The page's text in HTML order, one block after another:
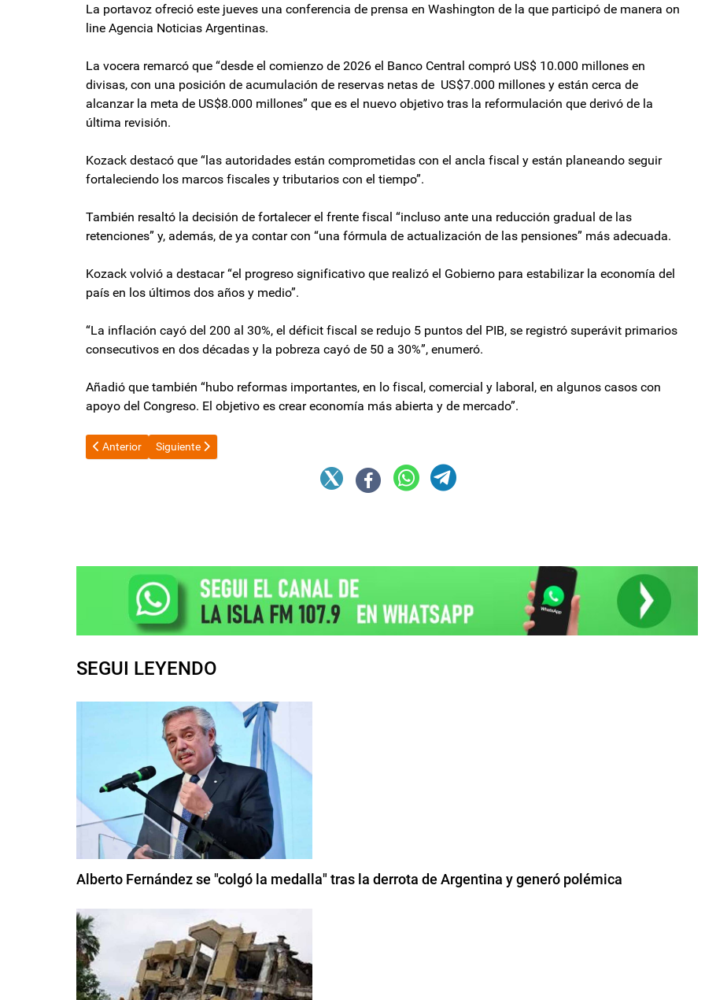
La portavoz ofreció este jueves una conferencia de prensa en Washington de la que participó de manera on
line Agencia Noticias Argentinas.
La vocera remarcó que “desde el comienzo de 2026 el Banco Central compró US$ 10.000 millones en
divisas, con una posición de acumulación de reservas netas de US$7.000 millones y están cerca de
alcanzar la meta de US$8.000 millones” que es el nuevo objetivo tras la reformulación que derivó de la
última revisión.
Kozack destacó que “las autoridades están comprometidas con el ancla fiscal y están planeando seguir
fortaleciendo los marcos fiscales y tributarios con el tiempo”.
También resaltó la decisión de fortalecer el frente fiscal “incluso ante una reducción gradual de las
retenciones” y, además, de ya contar con “una fórmula de actualización de las pensiones” más adecuada.
Kozack volvió a destacar “el progreso significativo que realizó el Gobierno para estabilizar la economía del
país en los últimos dos años y medio”.
“La inflación cayó del 200 al 30%, el déficit fiscal se redujo 5 puntos del PIB, se registró superávit primarios
consecutivos en dos décadas y la pobreza cayó de 50 a 30%”, enumeró.
Añadió que también “hubo reformas importantes, en lo fiscal, comercial y laboral, en algunos casos con
apoyo del Congreso. El objetivo es crear economía más abierta y de mercado”.
Artículo anterior: Senado: con apoyo del peronismo y dialoguistas se aprobó el pliego de Verónica Michelli pese al veto del
Anterior Artículo siguiente: Madre de Brenda Micaela, sobre Adrián Brizuela ¿Este hombre no nació de una mujer?
Siguiente
SEGUI LEYENDO
Alberto Fernández se "colgó la medalla" tras la derrota de Argentina y generó polémica